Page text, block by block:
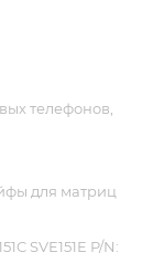
телефонов,
для матриц
SVE151E P/N: